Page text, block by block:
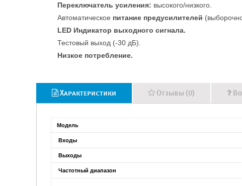
Переключатель усиления: высокого/низкого.
Автоматическое питание предусилителей
LED Индикатор выходного сигнала.
Тестовый выход (-30 дБ).
Низкое потребление.
Характеристики Отзывы (0)
Модель
Входы
Выходы
Частотный диапазон